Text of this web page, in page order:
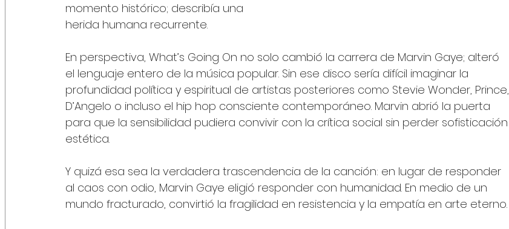
momento histórico; describía una
herida humana recurrente.
En perspectiva, What’s Going On no solo cambió la carrera de Marvin Gaye; alteró
el lenguaje entero de la música popular. Sin ese disco sería difícil imaginar la
profundidad política y espiritual de artistas posteriores como Stevie Wonder, Prince,
D’Angelo o incluso el hip hop consciente contemporáneo. Marvin abrió la puerta
para que la sensibilidad pudiera convivir con la crítica social sin perder sofisticación
estética.
Y quizá esa sea la verdadera trascendencia de la canción: en lugar de responder
al caos con odio, Marvin Gaye eligió responder con humanidad. En medio de un
mundo fracturado, convirtió la fragilidad en resistencia y la empatía en arte eterno.